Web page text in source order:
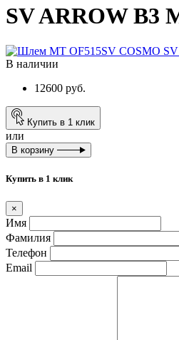
SV ARROW B3
В наличии
12600 руб.
Купить в 1 клик
или
В корзину
Купить в 1 клик
×
Имя
Фамилия
Телефон
Email